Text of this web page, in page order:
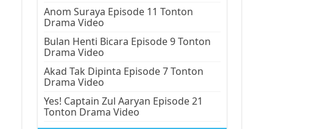
Anom Suraya Episode 11 Tonton
Drama Video
Bulan Henti Bicara Episode 9 Tonton
Drama Video
Akad Tak Dipinta Episode 7 Tonton
Drama Video
Yes! Captain Zul Aaryan Episode 21
Tonton Drama Video